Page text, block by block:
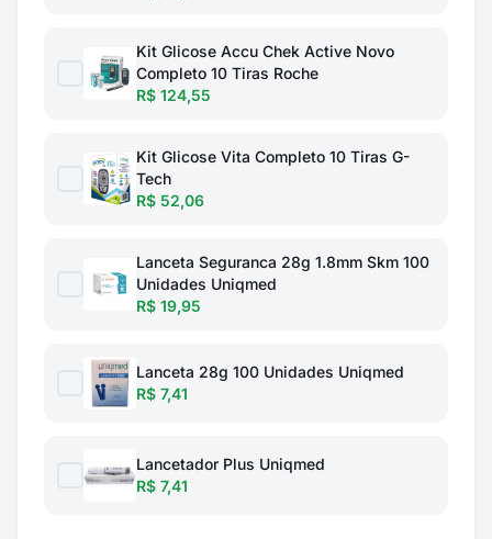
Kit Glicose Accu Chek Active Novo
Completo 10 Tiras Roche
R$ 124,55
Kit Glicose Vita Completo 10 Tiras G-
Tech
R$ 52,06
Lanceta Seguranca 28g 1.8mm Skm 100
Unidades Uniqmed
R$ 19,95
Lanceta 28g 100 Unidades Uniqmed
R$ 7,41
Lancetador Plus Uniqmed
R$ 7,41